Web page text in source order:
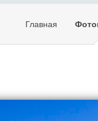
Главная